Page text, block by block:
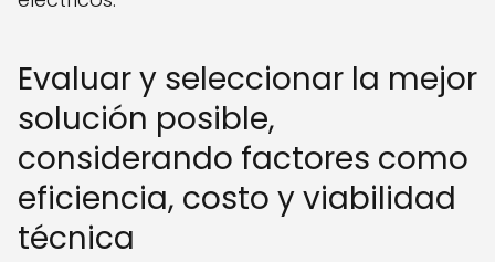
Evaluar y seleccionar la mejor
solución posible,
considerando factores como
eficiencia, costo y viabilidad
técnica